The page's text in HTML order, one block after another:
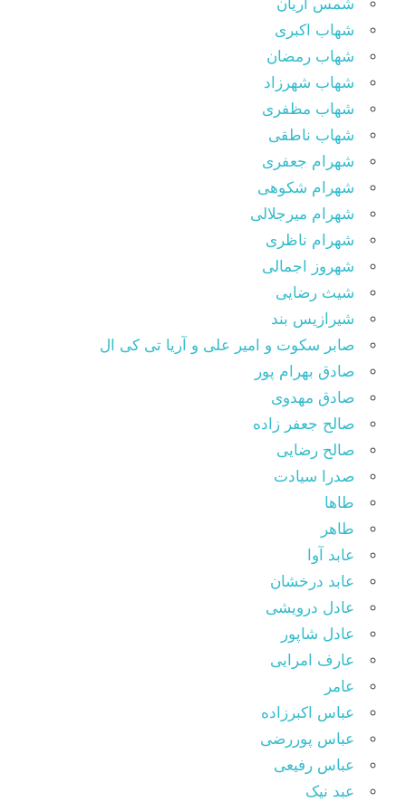
شمس آریان
شهاب اکبری
شهاب رمضان
شهاب شهرزاد
شهاب مظفری
شهاب ناطقی
شهرام جعفری
شهرام شکوهی
شهرام میرجلالی
شهرام ناظری
شهروز اجمالی
شیث رضایی
شیرازیس بند
صابر سکوت و امیر علی و آریا تی کی ال
صادق بهرام پور
صادق مهدوی
صالح جعفر زاده
صالح رضایی
صدرا سیادت
طاها
طاهر
عابد آوا
عابد درخشان
عادل درویشی
عادل شاپور
عارف امرایی
عامر
عباس اکبرزاده
عباس پوررضی
عباس رفیعی
عبد نیک